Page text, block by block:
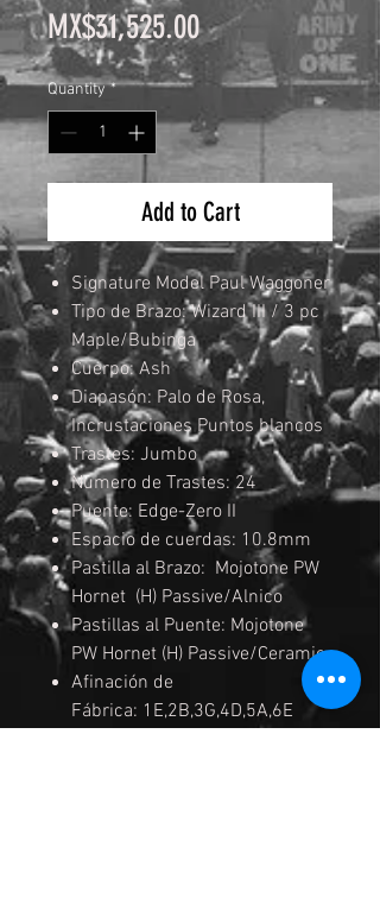
MX$31,525.00Price
Quantity *
Add to Cart
Signature Model Paul Waggoner
Tipo de Brazo: Wizard III / 3 pc
Maple/Bubinga
Cuerpo: Ash
Diapasón: Palo de Rosa,
Incrustaciones Puntos blancos
Trastes: Jumbo
Numero de Trastes: 24
Puente: Edge-Zero II
Espacio de cuerdas: 10.8mm
Pastilla al Brazo: Mojotone PW
Hornet (H) Passive/Alnico
Pastillas al Puente: Mojotone
PW Hornet (H) Passive/Ceramic
Afinación de
Fábrica: 1E,2B,3G,4D,5A,6E